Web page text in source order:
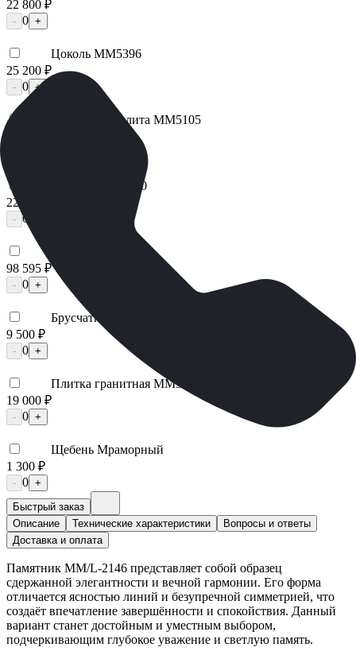
22 800 ₽
- 0 +
Цоколь ММ5396
25 200 ₽
- 0 +
Надгробная плита ММ5105
Лавочка ММ5430
22 680 ₽
- 0
98 595 ₽
- 0 +
Брусчатка гранитная ММ5658
9 500 ₽
- 0 +
Плитка гранитная ММ5651
19 000 ₽
- 0 +
Щебень Мраморный
1 300 ₽
- 0 +
Быстрый заказ
Описание
Технические характеристики
Вопросы и ответы
Доставка и оплата
Памятник ММ/L-2146 представляет собой образец
сдержанной элегантности и вечной гармонии. Его форма
отличается ясностью линий и безупречной симметрией, что
создаёт впечатление завершённости и спокойствия. Данный
вариант станет достойным и уместным выбором,
подчеркивающим глубокое уважение и светлую память.